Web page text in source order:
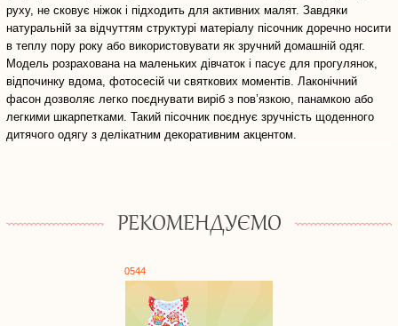
руху, не сковує ніжок і підходить для активних малят. Завдяки
натуральній за відчуттям структурі матеріалу пісочник доречно носити
в теплу пору року або використовувати як зручний домашній одяг.
Модель розрахована на маленьких дівчаток і пасує для прогулянок,
відпочинку вдома, фотосесій чи святкових моментів. Лаконічний
фасон дозволяє легко поєднувати виріб з пов’язкою, панамкою або
легкими шкарпетками. Такий пісочник поєднує зручність щоденного
дитячого одягу з делікатним декоративним акцентом.
РЕКОМЕНДУЄМО
0544